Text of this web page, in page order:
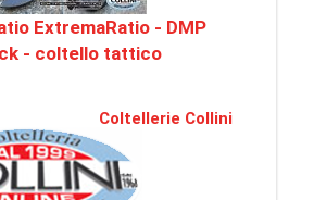
ExtremaRatio - DMP
- coltello tattico
Coltellerie Collini